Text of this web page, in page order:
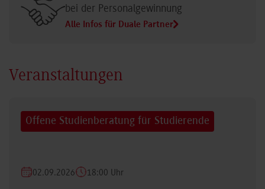
bei der Personalgewinnung
Alle Infos für Duale Partner
Veranstaltungen
Offene Studienberatung für Studierende
02.09.2026 18:00 Uhr